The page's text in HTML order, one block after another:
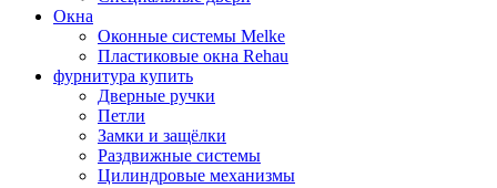
Окна
Оконные системы Melke
Пластиковые окна Rehau
фурнитура купить
Дверные ручки
Петли
Замки и защёлки
Раздвижные системы
Цилиндровые механизмы